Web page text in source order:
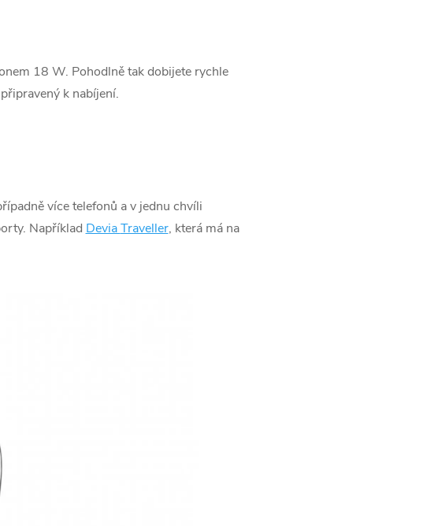
18 W. Pohodlně tak dobijete rychle
k nabíjení.
více telefonů a v jednu chvíli
Například DeviaTraveller, která má na